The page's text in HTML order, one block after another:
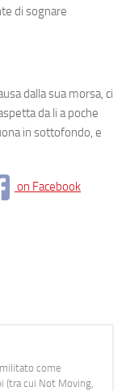
di sognare
dalla sua morsa, ci
da li a poche
in sottofondo, e
on Facebook
come
(tra cui Not Moving,